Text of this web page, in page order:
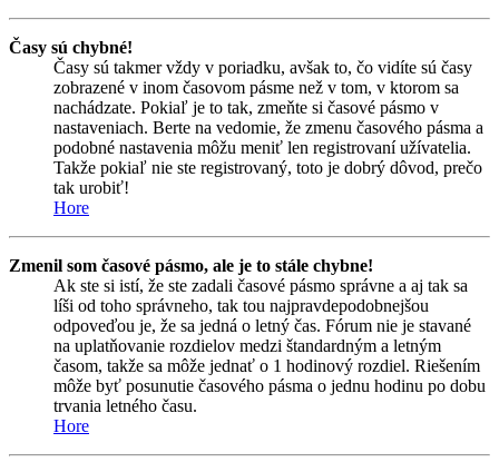
Časy sú chybné!
Časy sú takmer vždy v poriadku, avšak to, čo vidíte sú časy
zobrazené v inom časovom pásme než v tom, v ktorom sa
nachádzate. Pokiaľ je to tak, zmeňte si časové pásmo v
nastaveniach. Berte na vedomie, že zmenu časového pásma a
podobné nastavenia môžu meniť len registrovaní užívatelia.
Takže pokiaľ nie ste registrovaný, toto je dobrý dôvod, prečo
tak urobiť!
Hore
Zmenil som časové pásmo, ale je to stále chybne!
Ak ste si istí, že ste zadali časové pásmo správne a aj tak sa
líši od toho správneho, tak tou najpravdepodobnejšou
odpoveďou je, že sa jedná o letný čas. Fórum nie je stavané
na uplatňovanie rozdielov medzi štandardným a letným
časom, takže sa môže jednať o 1 hodinový rozdiel. Riešením
môže byť posunutie časového pásma o jednu hodinu po dobu
trvania letného času.
Hore